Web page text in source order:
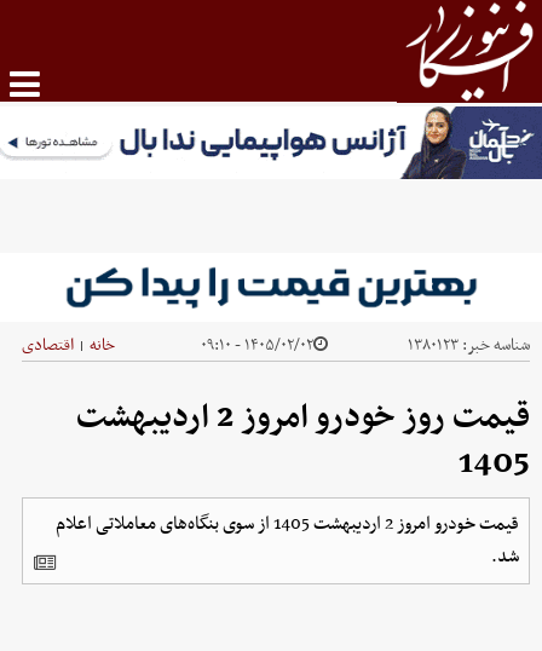
شناسه خبر:۱۳۸۰۱۲۳ ۱۴۰۵/۰۲/۰۲ - ۰۹:۱۰ خانه | اقتصادی
قیمت روز خودرو امروز 2 اردیبهشت
1405
قیمت خودرو امروز 2 اردیبهشت 1405 از سوی بنگاه‌های معاملاتی اعلام
شد.